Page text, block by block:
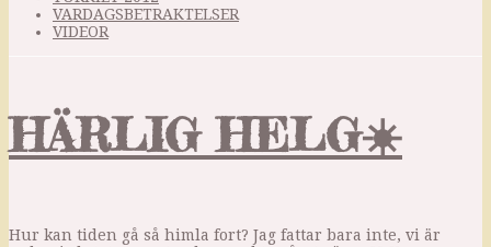
VARDAGSBETRAKTELSER
VIDEOR
HÄRLIG HELG☀️
Hur kan tiden gå så himla fort? Jag fattar bara inte, vi är